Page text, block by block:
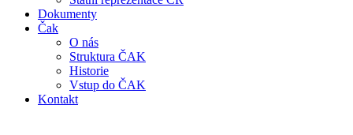
Dokumenty
Čak
O nás
Struktura ČAK
Historie
Vstup do ČAK
Kontakt